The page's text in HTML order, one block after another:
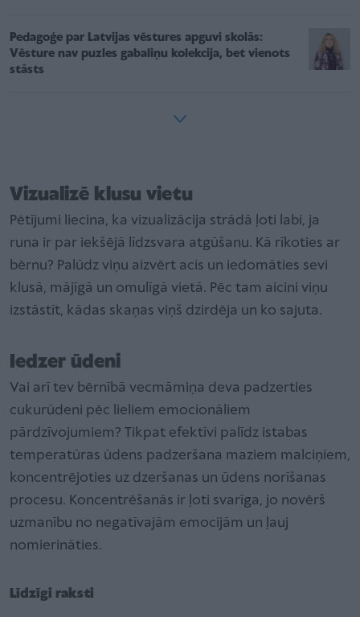
Pedagoģe par Latvijas vēstures apguvi skolās:
Vēsture nav puzles gabaliņu kolekcija, bet vienots
stāsts
Vizualizē klusu vietu
Pētījumi liecina, ka vizualizācija strādā ļoti labi, ja
runa ir par iekšējā līdzsvara atgūšanu. Kā rīkoties ar
bērnu? Palūdz viņu aizvērt acis un iedomāties sevi
klusā, mājīgā un omulīgā vietā. Pēc tam aicini viņu
izstāstīt, kādas skaņas viņš dzirdēja un ko sajuta.
Iedzer ūdeni
Vai arī tev bērnībā vecmāmiņa deva padzerties
cukurūdeni pēc lieliem emocionāliem
pārdzīvojumiem? Tikpat efektīvi palīdz istabas
temperatūras ūdens padzeršana maziem malciņiem,
koncentrējoties uz dzeršanas un ūdens norīšanas
procesu. Koncentrēšanās ir ļoti svarīga, jo novērš
uzmanību no negatīvajām emocijām un ļauj
nomierināties.
Līdzīgi raksti